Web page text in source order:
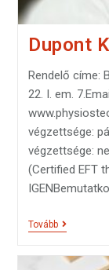
Dupont
Rendelő címe:
22. I. em.
végzettsége:
végzettsége:
(Certified EFT
Tovább